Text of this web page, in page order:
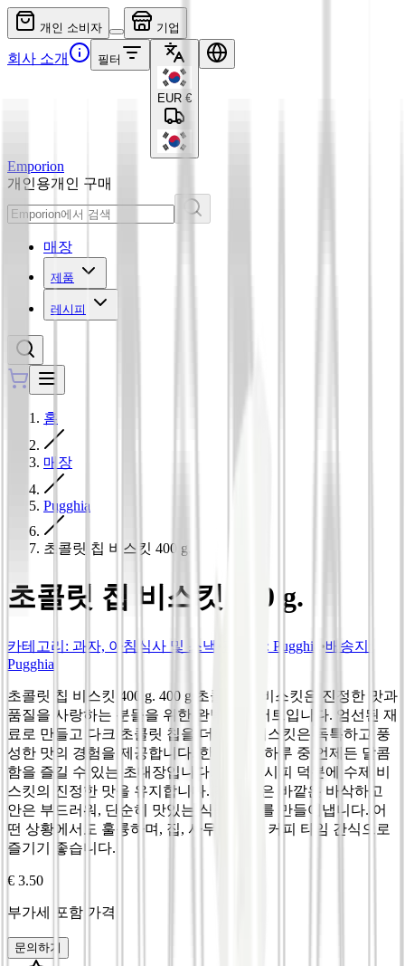
개인 소비자 기업
회사 소개 필터
EUR €
Emporion
개인용개인 구매
매장
제품
레시피
홈
매장
Pugghia
초콜릿 칩 비스킷 400 g.
초콜릿 칩 비스킷 400 g.
카테고리 : 과자, 아침식사 및 스낵 판매자: Pugghia •배송지:
Pugghia
초콜릿 칩 비스킷 400 g. 400 g 초콜릿 칩 비스킷은 진정한 맛과
품질을 사랑하는 분들을 위한 완벽한 디저트입니다. 엄선된 재
료로 만들고 다크 초콜릿 칩을 더해, 이 비스킷은 독특하고 풍
성한 맛의 경험을 제공합니다. 한 입마다 하루 중 언제든 달콤
함을 즐길 수 있는 초대장입니다. 전통 레시피 덕분에 수제 비
스킷의 진정한 맛을 유지합니다. 각 조각은 바깥은 바삭하고
안은 부드러워, 단순히 맛있는 식감 대비를 만들어냅니다. 어
떤 상황에서도 훌륭하며, 집, 사무실 또는 커피 타임 간식으로
즐기기 좋습니다.
€ 3.50
부가세 포함 가격
문의하기